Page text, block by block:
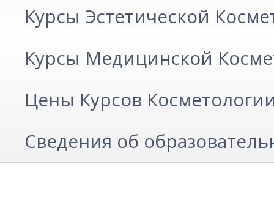
Курсы Эстетической
Курсы Медицинской
Цены Курсов
Сведения об